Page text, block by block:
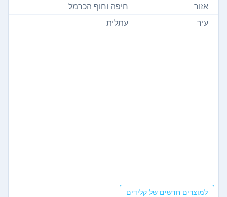
אזור
חיפה וחוף הכרמל
עיר
עתלית
למוצרים חדשים של קלידים